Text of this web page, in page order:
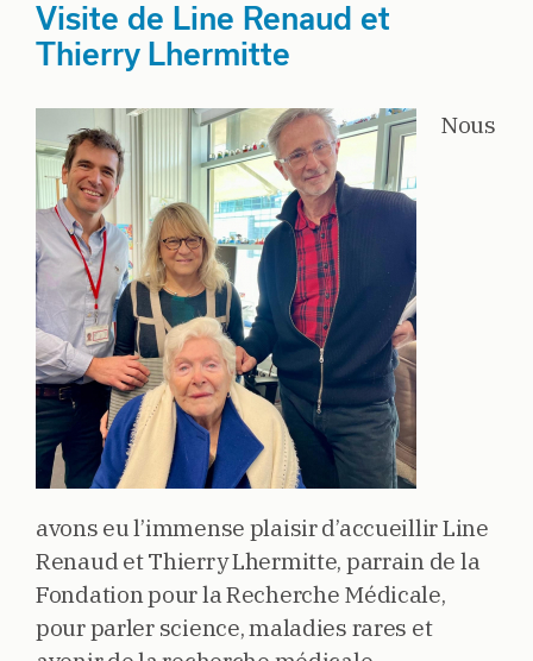
Visite de Line Renaud et
Thierry Lhermitte
Nous
avons eu l’immense plaisir d’accueillir Line
Renaud et Thierry Lhermitte, parrain de la
Fondation pour la Recherche Médicale,
pour parler science, maladies rares et